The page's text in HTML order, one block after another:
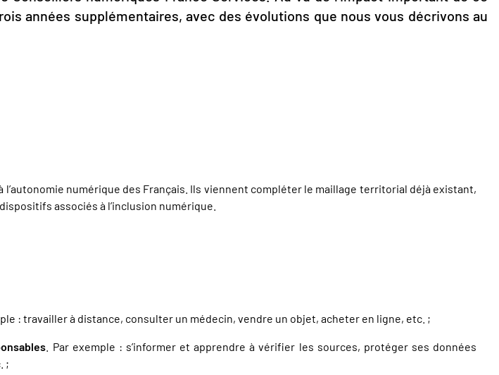
années supplémentaires, avec des évolutions que nous vous décrivons au
numérique des Français. Ils viennent compléter le maillage territorial déjà existant,
associés à l’inclusion numérique.
: travailler à distance, consulter un médecin, vendre un objet, acheter en ligne, etc. ;
. Par exemple : s’informer et apprendre à vérifier les sources, protéger ses données
;